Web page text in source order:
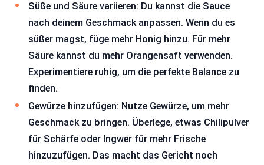
Süße und Säure variieren: Du kannst die Sauce
nach deinem Geschmack anpassen. Wenn du es
süßer magst, füge mehr Honig hinzu. Für mehr
Säure kannst du mehr Orangensaft verwenden.
Experimentiere ruhig, um die perfekte Balance zu
finden.
Gewürze hinzufügen: Nutze Gewürze, um mehr
Geschmack zu bringen. Überlege, etwas Chilipulver
für Schärfe oder Ingwer für mehr Frische
hinzuzufügen. Das macht das Gericht noch